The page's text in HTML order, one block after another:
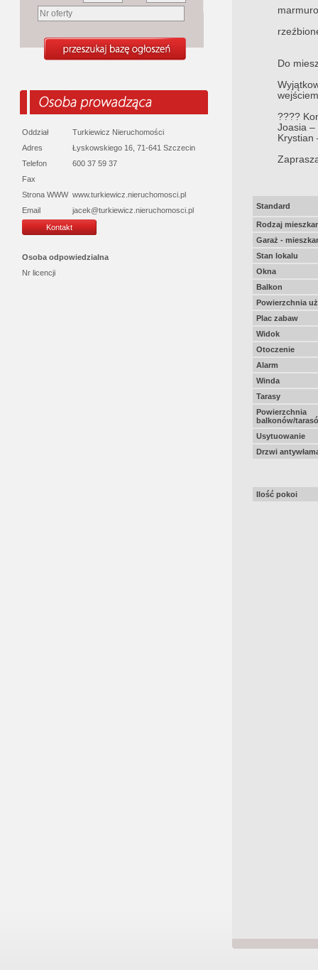
Oddział
Turkiewicz Nieruchomości
Adres
Łyskowskiego 16, 71-641 Szczecin
Telefon
600 37 59 37
Fax
Strona WWW www.turkiewicz.nieruchomosci.pl
Email
jacek@turkiewicz.nieruchomosci.pl
Kontakt
Osoba odpowiedzialna
Nr licencji
Do
????
Joasia –
Krystian
Standard
Rodzaj
Garaż -
Stan lokalu
Okna
Balkon
Powierzchnia
Plac zabaw
Widok
Otoczenie
Alarm
Winda
Tarasy
Powierzchnia
balkonów/
Usytuowanie
Drzwi
Ilość pokoi